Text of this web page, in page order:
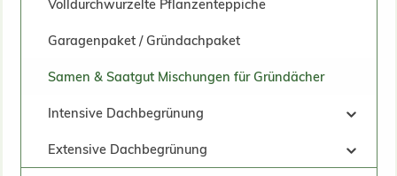
Volldurchwurzelte Pflanzenteppiche
Garagenpaket / Gründachpaket
Samen & Saatgut Mischungen für Gründächer
Intensive Dachbegrünung
Extensive Dachbegrünung